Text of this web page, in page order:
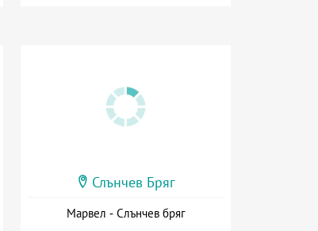
Слънчев Бряг
Марвел - Слънчев бряг